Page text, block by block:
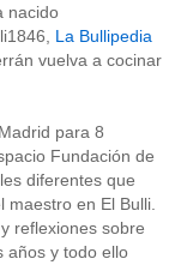
nacido
La Bullipedia
vuelva a cocinar
para 8
Fundación de
diferentes que
en El Bulli.
reflexiones sobre
años y todo ello